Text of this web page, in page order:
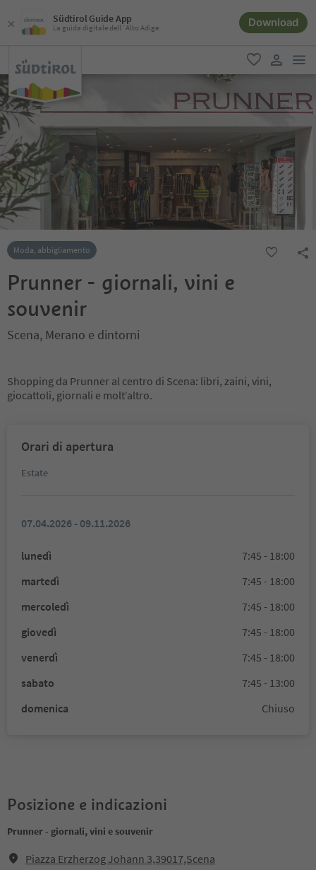
Südtirol Guide App
La guida digitale dell´Alto Adige Download
favoriti
user link
Moda, abbigliamento
Prunner - giornali, vini e
souvenir
Scena, Merano e dintorni
Shopping da Prunner al centro di Scena: libri, zaini, vini,
giocattoli, giornali e molt‘altro.
Orari di apertura
Estate
07.04.2026 - 09.11.2026
lunedì
7:45 - 18:00
martedì
7:45 - 18:00
mercoledì
7:45 - 18:00
giovedì
7:45 - 18:00
venerdì
7:45 - 18:00
sabato
7:45 - 13:00
domenica
Chiuso
Posizione e indicazioni
Prunner - giornali, vini e souvenir
Piazza Erzherzog Johann 3,39017,Scena